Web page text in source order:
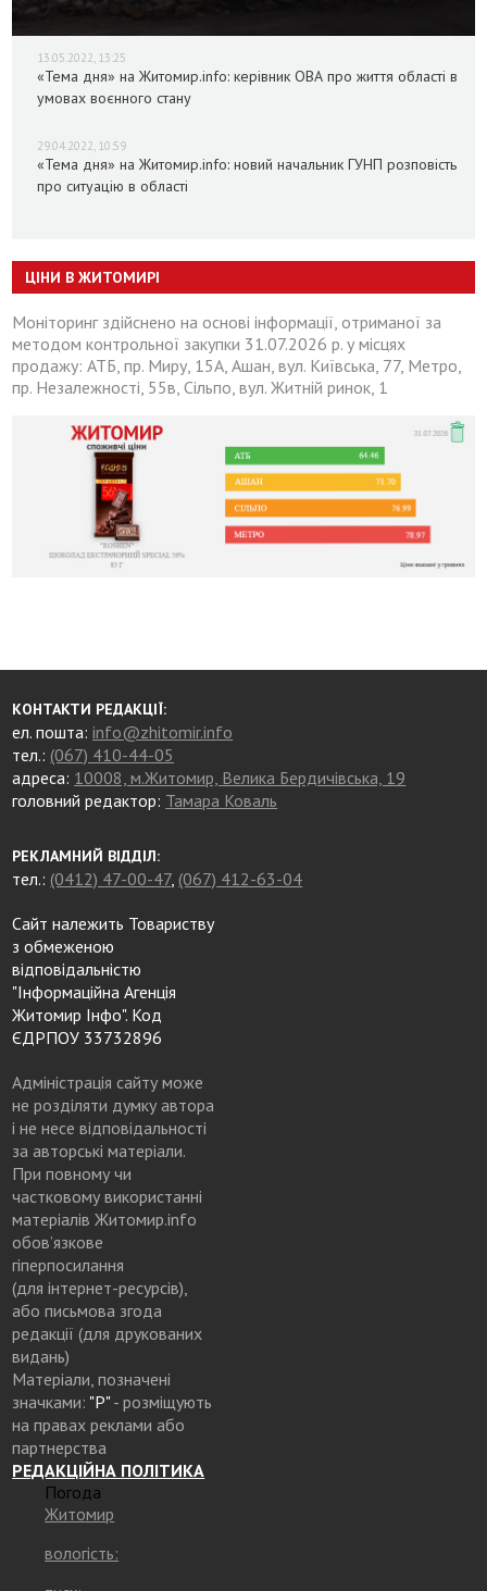
13.05.2022, 13:25
«Тема дня» на Житомир.info: керівник ОВА про життя області в
умовах воєнного стану
29.04.2022, 10:59
«Тема дня» на Житомир.info: новий начальник ГУНП розповість
про ситуацію в області
ЦІНИ В ЖИТОМИРІ
Моніторинг здійснено на основі інформації, отриманої за
методом контрольної закупки 31.07.2026 р. у місцях
продажу: АТБ, пр. Миру, 15А, Ашан, вул. Київська, 77, Метро,
пр. Незалежності, 55в, Сільпо, вул. Житній ринок, 1
КОНТАКТИ РЕДАКЦІЇ:
ел. пошта:info@zhitomir.info
тел.: (067) 410-44-05
адреса: 10008, м.Житомир, Велика Бердичівська, 19
головний редактор: Тамара Коваль
РЕКЛАМНИЙ ВІДДІЛ:
тел.: (0412) 47-00-47, (067) 412-63-04
Сайт належить Товариству
з обмеженою
відповідальністю
"Інформаційна Агенція
Житомир Інфо". Код
ЄДРПОУ 33732896
Адміністрація сайту може
не розділяти думку автора
і не несе відповідальності
за авторські матеріали.
При повному чи
частковому використанні
матеріалів Житомир.info
обов’язкове
гіперпосилання
(для інтернет-ресурсів),
або письмова згода
редакції (для друкованих
видань)
Матеріали, позначені
значками: "Р"- розміщують
на правах реклами або
партнерства
РЕДАКЦІЙНА ПОЛІТИКА
Погода
Житомир
вологість: